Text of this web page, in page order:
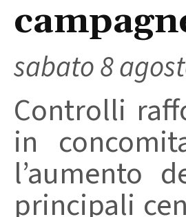
sabato 8
Controlli
in
l’aumento
principali